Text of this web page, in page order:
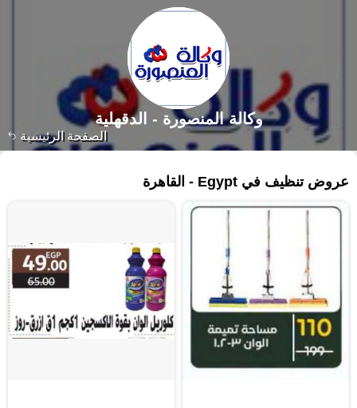
الصفحة الرئيسية
وكالة المنصورة - الدقهلية‎
عروض تنظيف في Egypt - القاهرة